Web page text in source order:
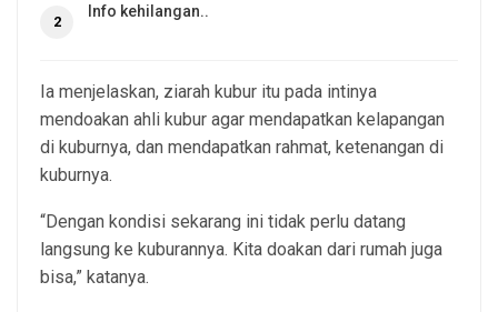
2
Info kehilangan..
Ia menjelaskan, ziarah kubur itu pada intinya
mendoakan ahli kubur agar mendapatkan kelapangan
di kuburnya, dan mendapatkan rahmat, ketenangan di
kuburnya.
“Dengan kondisi sekarang ini tidak perlu datang
langsung ke kuburannya. Kita doakan dari rumah juga
bisa,” katanya.